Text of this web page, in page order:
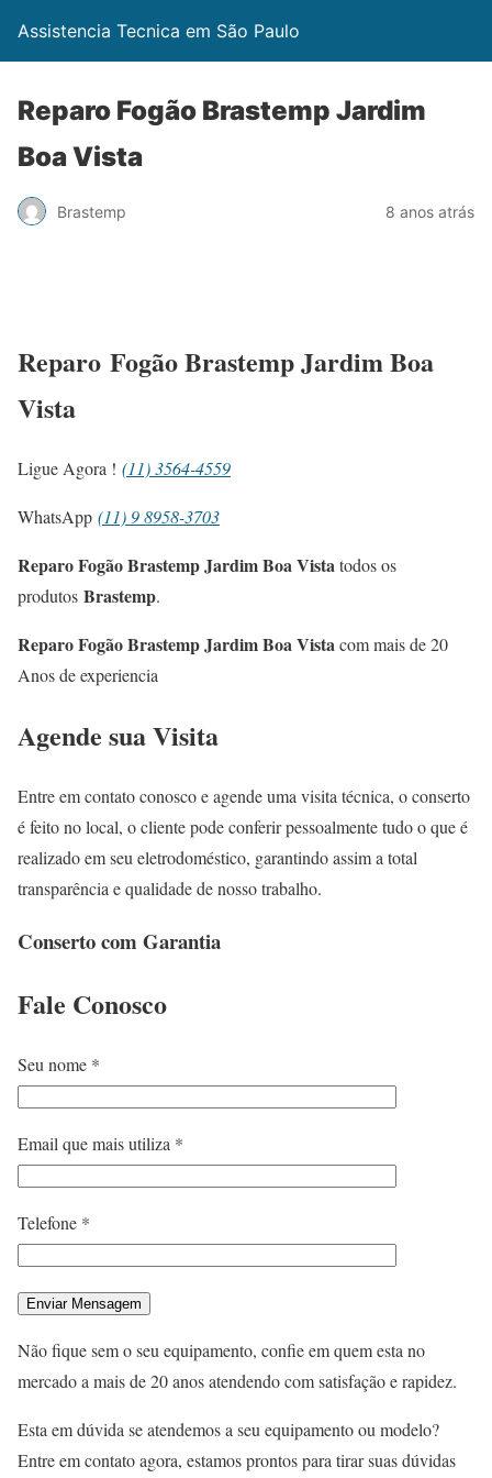
Assistencia Tecnica em São Paulo
Reparo Fogão Brastemp Jardim
Boa Vista
Brastemp 8 anos atrás
Reparo Fogão Brastemp Jardim Boa
Vista
Ligue Agora ! (11) 3564-4559
WhatsApp (11) 9 8958-3703
Reparo Fogão Brastemp Jardim Boa Vistatodos os
produtos Brastemp.
Reparo Fogão Brastemp Jardim Boa Vistacom mais de 20
Anos de experiencia
Agende sua Visita
Entre em contato conosco e agende uma visita técnica, o conserto
é feito no local, o cliente pode conferir pessoalmente tudo o que é
realizado em seu eletrodoméstico, garantindo assim a total
transparência e qualidade de nosso trabalho.
Conserto com Garantia
Fale Conosco
Seu nome *
Email que mais utiliza *
Telefone *
Não fique sem o seu equipamento, confie em quem esta no
mercado a mais de 20 anos atendendo com satisfação e rapidez.
Esta em dúvida se atendemos a seu equipamento ou modelo?
Entre em contato agora, estamos prontos para tirar suas dúvidas